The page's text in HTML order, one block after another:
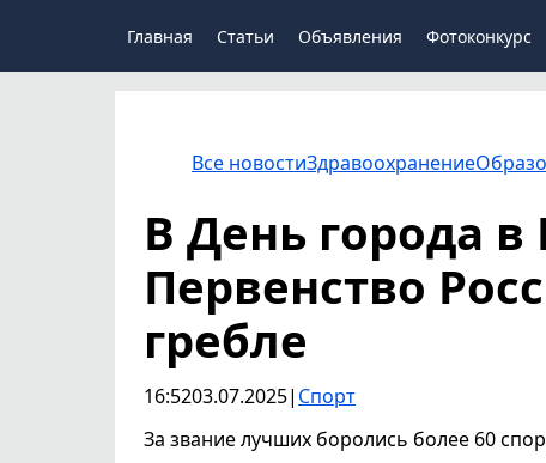
Главная Статьи Объявления Фотоконкурс
Все новостиЗдравоохранение
В День города
Первенство
гребле
16:5203.07.2025| Спорт
За звание лучших боролись более 60